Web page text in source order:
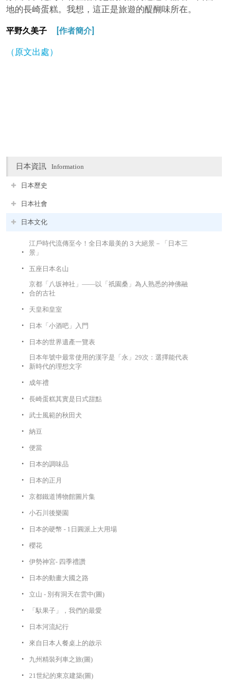
地的長崎蛋糕。我想，這正是旅遊的醍醐味所在。
平野久美子 [作者簡介]
（原文出處）
日本資訊 Information
日本歷史
日本社會
日本文化
江戶時代流傳至今！全日本最美的３大絕景－「日本三
景」
五座日本名山
京都「八坂神社」——以「祇園桑」為人熟悉的神佛融
合的古社
天皇和皇室
日本「小酒吧」入門
日本的世界遺產一覽表
日本年號中最常使用的漢字是「永」29次：選擇能代表
新時代的理想文字
成年禮
長崎蛋糕其實是日式甜點
武士風範的秋田犬
納豆
便當
日本的調味品
日本的正月
京都鐵道博物館圖片集
小石川後樂園
日本的硬幣 - 1日圓派上大用場
櫻花
伊勢神宮- 四季禮讚
日本的動畫大國之路
立山 - 別有洞天在雲中(圖)
「馱果子」，我們的最愛
日本河流紀行
來自日本人餐桌上的啟示
九州精裝列車之旅(圖)
21世紀的東京建築(圖)